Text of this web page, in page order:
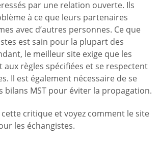
par une relation ouverte. Ils
à ce que leurs partenaires
avec d’autres personnes. Ce que
est sain pour la plupart des
le meilleur site exige que les
aux règles spécifiées et se respectent
Il est également nécessaire de se
bilans MST pour éviter la propagation.
critique et voyez comment le site
les échangistes.